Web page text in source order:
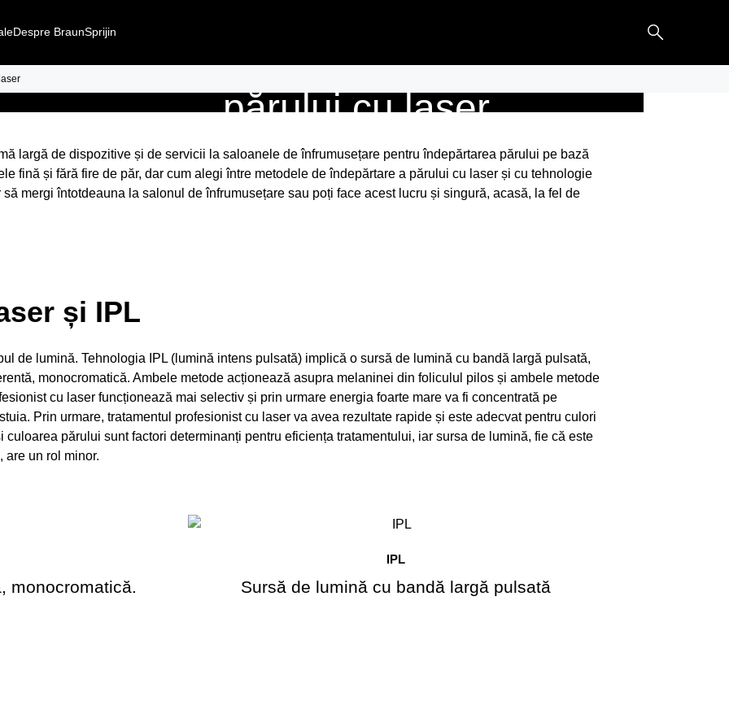
Despre BraunSprijin
IPLsau îndepărtarea
părului cu laser
largă de dispozitive și de servicii la saloanele de înfrumusețare pentru îndepărtarea părului pe bază
fină și fără fire de păr, dar cum alegi între metodele de îndepărtare a părului cu laser și cu tehnologie
mergi întotdeauna la salonul de înfrumusețare sau poți face acest lucru și singură, acasă, la fel de
și IPL
de lumină. Tehnologia IPL (lumină intens pulsată) implică o sursă de lumină cu bandă largă pulsată,
monocromatică. Ambele metode acționează asupra melaninei din foliculul pilos și ambele metode
cu laser funcționează mai selectiv și prin urmare energia foarte mare va fi concentrată pe
Prin urmare, tratamentul profesionist cu laser va avea rezultate rapide și este adecvat pentru culori
părului sunt factori determinanți pentru eficiența tratamentului, iar sursa de lumină, fie că este
are un rol minor.
monocromatică.
IPL
Sursă de lumină cu bandă largă pulsată